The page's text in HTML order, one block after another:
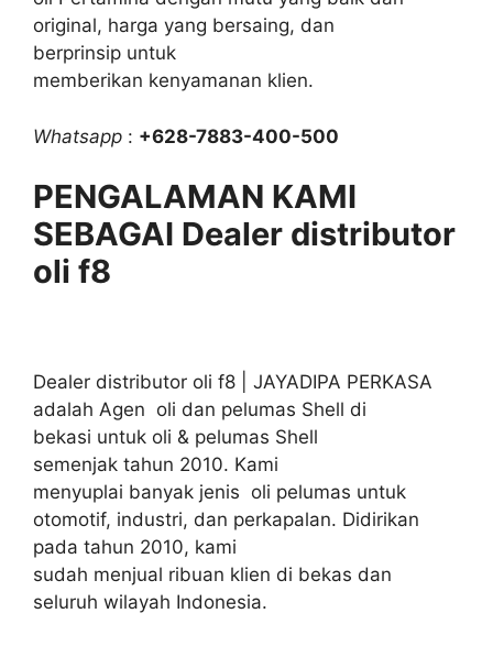
original, harga yang bersaing, dan
berprinsip untuk
memberikan kenyamanan klien.
Whatsapp : +628-7883-400-500
PENGALAMAN KAMI
SEBAGAI Dealer distributor
oli f8
Dealer distributor oli f8 | JAYADIPA PERKASA
adalah Agen oli dan pelumas Shell di
bekasi untuk oli & pelumas Shell
semenjak tahun 2010. Kami
menyuplai banyak jenis oli pelumas untuk
otomotif, industri, dan perkapalan. Didirikan
pada tahun 2010, kami
sudah menjual ribuan klien di bekas dan
seluruh wilayah Indonesia.